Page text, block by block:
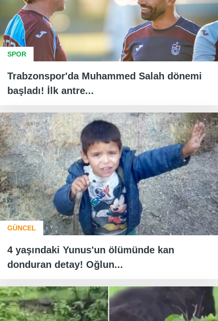
SPOR
Trabzonspor'da Muhammed Salah dönemi
başladı! İlk antre...
GÜNCEL
4 yaşındaki Yunus'un ölümünde kan
donduran detay! Oğlun...